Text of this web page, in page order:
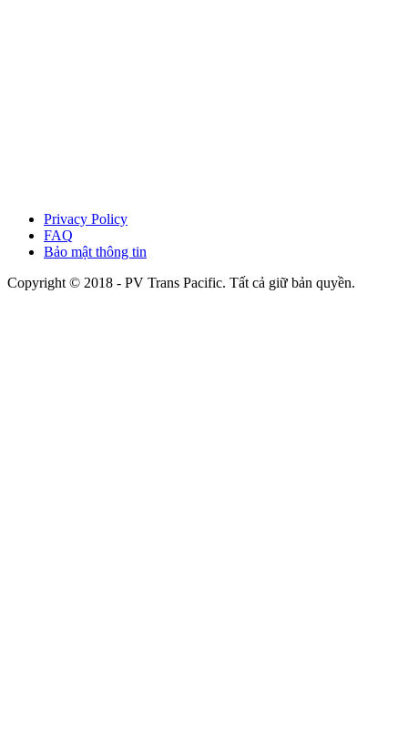
Privacy Policy
FAQ
Bảo mật thông tin
Copyright © 2018 - PV Trans Pacific. Tất cả giữ bản quyền.